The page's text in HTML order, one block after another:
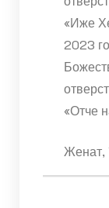
«Иже
2023
«Отче
Женат,